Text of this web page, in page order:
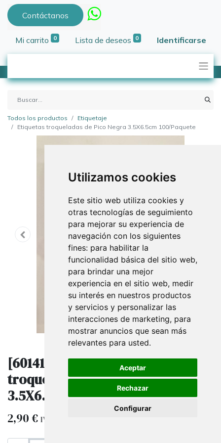
Utilizamos cookies
Este sitio web utiliza cookies y
otras tecnologías de seguimiento
para mejorar su experiencia de
navegación con los siguientes
fines: para habilitar la
funcionalidad básica del sitio web,
para brindar una mejor
experiencia en el sitio web, medir
su interés en nuestros productos
y servicios y personalizar las
interacciones de marketing, para
mostrar anuncios que sean más
relevantes para usted.
Aceptar
Rechazar
Configurar
Contáctanos
Mi carrito 0 Lista de deseos 0 Identificarse
Todos los productos
Etiquetaje
Etiquetas troqueladas de Pico Negra 3.5X6.5cm 100/Paquete
[60141032NG] Etiquetas
troqueladas de Pico Negra
3.5X6.5cm 100/Paquete
2,90€ IVA excluido